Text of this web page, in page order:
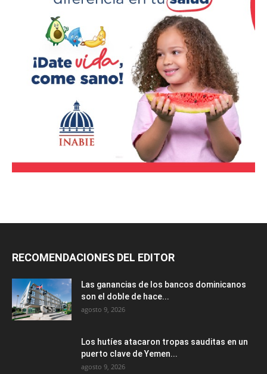
RECOMENDACIONES DEL EDITOR
Las ganancias de los bancos dominicanos
son el doble de hace...
agosto 9, 2026
Los hutíes atacaron tropas sauditas en un
puerto clave de Yemen...
agosto 9, 2026